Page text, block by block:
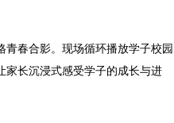
春合影。现场循环播放学子校园
家长沉浸式感受学子的成长与进